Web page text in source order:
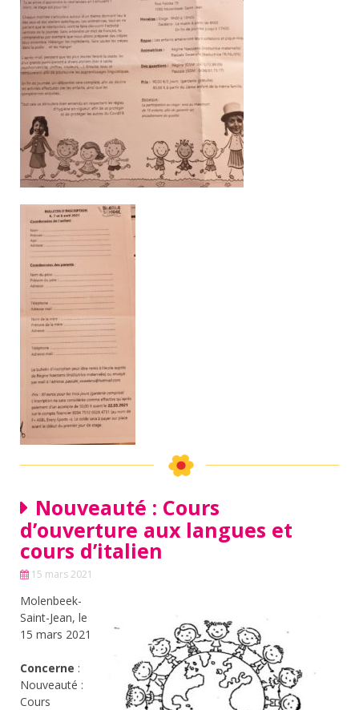
Nouveauté : Cours
d’ouverture aux langues et
cours d’italien
15 mars 2021
Molenbeek-
Saint-Jean, le
15 mars 2021
Concerne :
Nouveauté :
Cours